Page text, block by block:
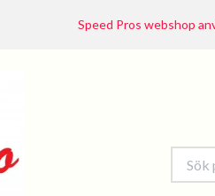
Speed Pros webshop